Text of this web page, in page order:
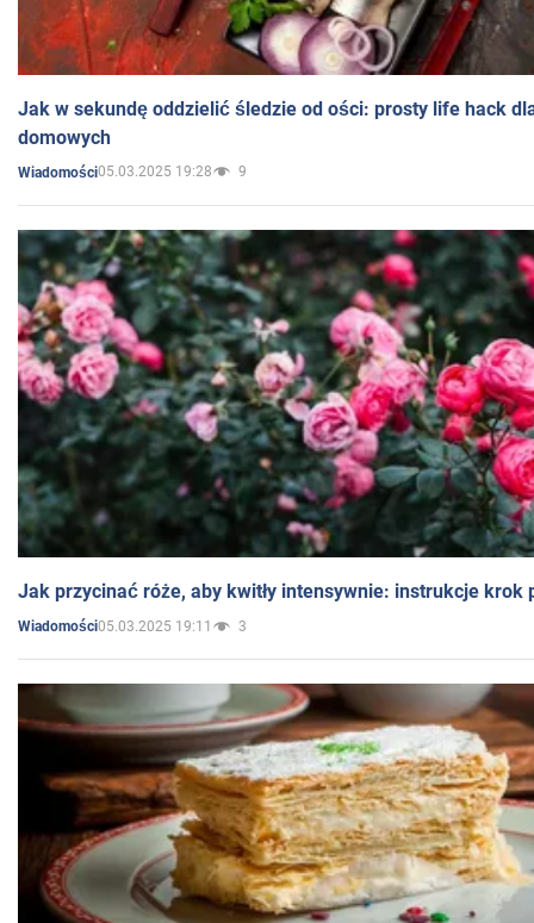
Jak w sekundę oddzielić śledzie od ości: prosty life hack
domowych
Wiadomości05.03.2025 19:28 9
Jak przycinać róże, aby kwitły intensywnie: instrukcje krok
Wiadomości05.03.2025 19:11 3